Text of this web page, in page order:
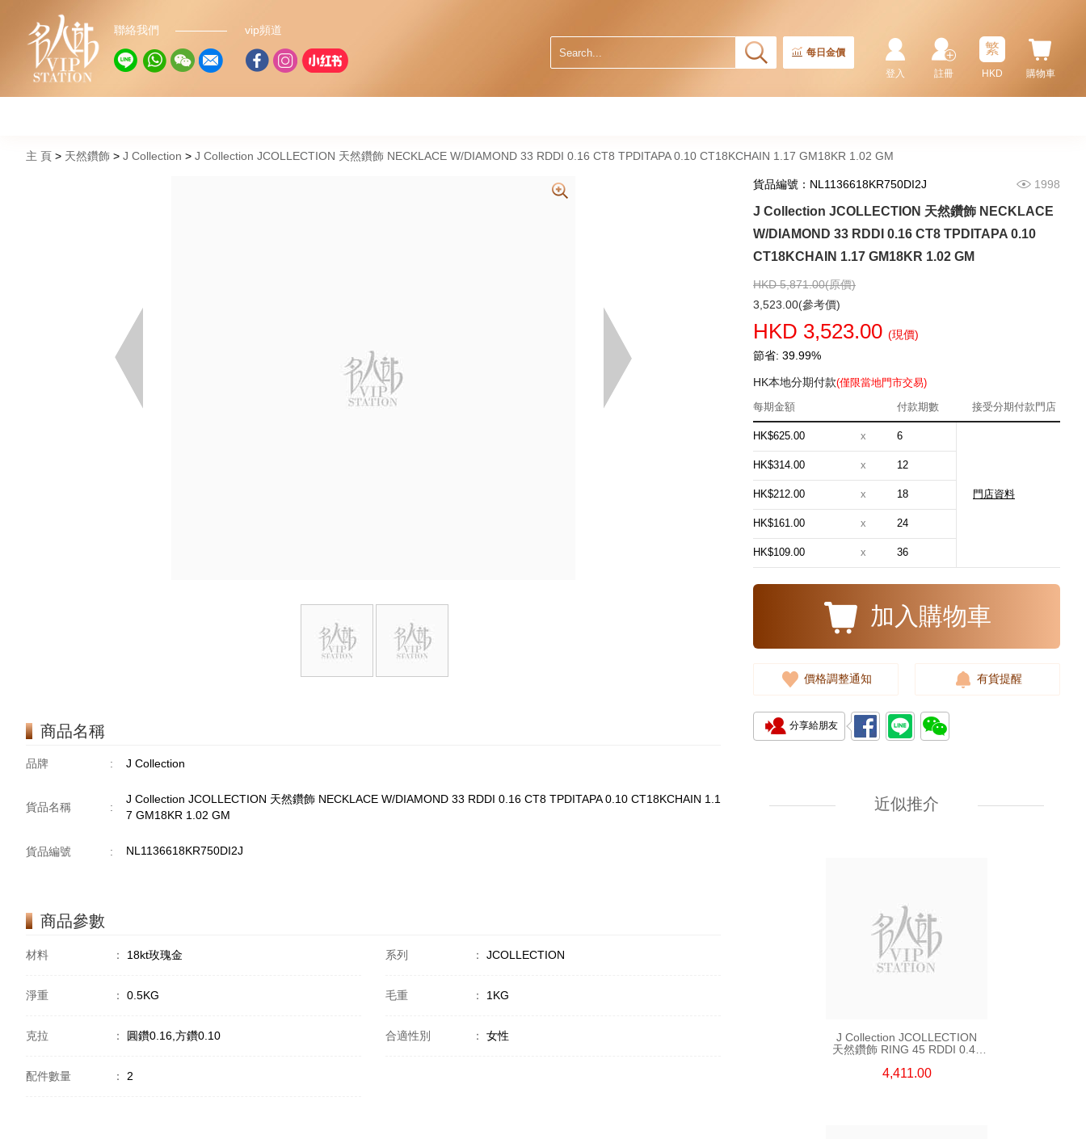
聯絡我們 vip頻道
每日金價
購物車
繁
HKD
註冊
登入
主 頁 天然鑽飾 J Collection J Collection JCOLLECTION 天然鑽飾 NECKLACE W/DIAMOND 33 RDDI 0.16 CT8 TPDITAPA 0.10 CT18KCHAIN 1.17 GM18KR 1.02 GM
商品名稱
品牌 : J Collection
貨品名稱 :
J Collection JCOLLECTION 天然鑽飾 NECKLACE W/DIAMOND 33 RDDI 0.16 CT8 TPDITAPA 0.10 CT18KCHAIN 1.1
7 GM18KR 1.02 GM
貨品編號 : NL1136618KR750DI2J
商品參數
材料 ： 18kt玫瑰金 系列 ： JCOLLECTION
淨重 ： 0.5KG 毛重 ： 1KG
克拉 ： 圓鑽0.16,方鑽0.10 合適性別 ： 女性
配件數量 ： 2
貨品編號：NL1136618KR750DI2J 1998
J Collection JCOLLECTION 天然鑽飾 NECKLACE
W/DIAMOND 33 RDDI 0.16 CT8 TPDITAPA 0.10
CT18KCHAIN 1.17 GM18KR 1.02 GM
HKD 5,871.00(原價)
3,523.00(參考價)
HKD 3,523.00 (現價)
節省: 39.99%
HK本地分期付款(僅限當地門市交易)
每期金額
付款期數 接受分期付款門店
HK$625.00 x 6
門店資料
HK$314.00 x 12
HK$212.00 x 18
HK$161.00 x 24
HK$109.00 x 36
加入購物車
價格調整通知 有貨提醒
分享給朋友
近似推介
J Collection JCOLLECTION
天然鑽飾 NECKLACE
W/DIAMOND 1 RDDI 0.10
J Collection JCOLLECTION
RDDI 0.32 CT18KR 2.14 GM
(EU52)
3,545.00
18KW 4.50 GM (Head 6.5mm)
3,764.00
J Collection JCOLLECTION
天然鑽飾 RING 45 RDDI 0.48
4,411.00